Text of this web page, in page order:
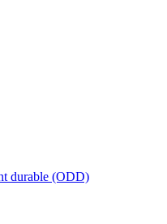
durable (ODD)